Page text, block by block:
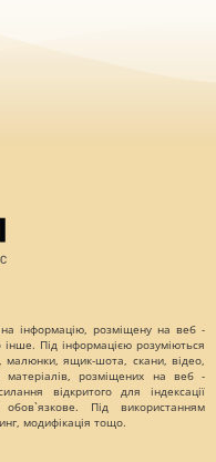
інформацію, розміщену на веб -
Під інформацією розуміються
малюнки, ящик-шота, скани, відео,
матеріалів, розміщених на веб -
відкритого для індексації
Під використанням
модифікація тощо.